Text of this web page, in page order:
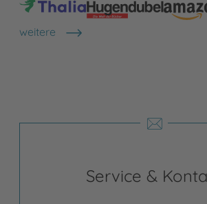
weitere
Shops anzeigen
Service &